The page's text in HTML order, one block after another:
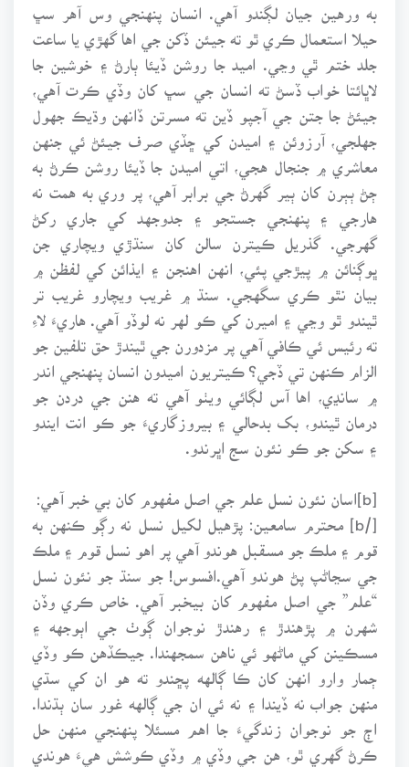
به ورهين جيان لڳندو آهي. انسان پنهنجي وس آهر سڀ
حيلا استعمال ڪري ٿو ته جيئن ڏکن جي اها گهڙي يا ساعت
جلد ختم ٿي وڃي. اميد جا روشن ڏيئا ٻارڻ ۽ خوشين جا
لاڀائتا خواب ڏسڻ ته انسان جي سڀ کان وڏي ڪرت آهي،
جيئڻ جا جتن جي آجپو ڏين ته مسرتن ڏانهن وڌيڪ جهول
جهلجي، آرزوئن ۽ اميدن کي ڇڏي صرف جيئڻ ئي جنهن
معاشري ۾ جنجال هجي، اتي اميدن جا ڏيئا روشن ڪرڻ به
ڄڻ ٻٻرن کان ٻير گهرڻ جي برابر آهي، پر وري به همت نه
هارجي ۽ پنهنجي جستجو ۽ جدوجهد کي جاري رکڻ
گهرجي. گذريل ڪيترن سالن کان سنڌڙي ويچاري جن
ڀوڳنائن ۾ پيڙجي پئي، انهن اهنجن ۽ ايذائن کي لفظن ۾
بيان نٿو ڪري سگهجي. سنڌ ۾ غريب ويچارو غريب تر
ٿيندو ٿو وڃي ۽ اميرن کي ڪو لهر نه لوڏو آهي. هاريءَ لاءِ
ته رئيس ئي ڪافي آهي پر مزدورن جي ٿيندڙ حق تلفين جو
الزام ڪنهن تي ڏجي؟ ڪيتريون اميدون انسان پنهنجي اندر
۾ سانڍي، اها آس لڳائي ويٺو آهي ته هنن جي دردن جو
درمان ٿيندو، بک بدحالي ۽ بيروزگاريءَ جو ڪو انت ايندو
۽ سکن جو ڪو نئون سج اڀرندو.
[b]اسان نئون نسل علم جي اصل مفهوم کان بي خبر آهي:
[/b] محترم سامعين: پڙهيل لکيل نسل نه رڳو ڪنهن به
قوم ۽ ملڪ جو مسقبل هوندو آهي پر اهو نسل قوم ۽ ملڪ
جي سڃاڻپ پڻ هوندو آهي.افسوس! جو سنڌ جو نئون نسل
“علم” جي اصل مفهوم کان بيخبر آهي. خاص ڪري وڏن
شهرن ۾ پڙهندڙ ۽ رهندڙ نوجوان ڳوٺ جي اٻوجهه ۽
مسڪينن کي ماڻهو ئي ناهن سمجهندا. جيڪڏهن ڪو وڏي
ڄمار وارو انهن کان ڪا ڳالهه پڇندو ته هو ان کي سڌي
منهن جواب نه ڏيندا ۽ نه ئي ان جي ڳالهه غور سان ٻڌندا.
اڄ جو نوجوان زندگيءَ جا اهم مسئلا پنهنجي منهن حل
ڪرڻ گهري ٿو، هن جي وڏي ۾ وڏي ڪوشش هيءَ هوندي